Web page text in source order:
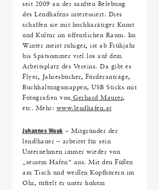
seit 2009 an der sanften Belebung
des Lendhafens interessiert. Dies
schaffen sie mit hochkarätiger Kunst
und Kultur im öffentlichen Raum. Im
Winter meist ruhiger, ist ab Frühjahr
bis Spätsommer viel los auf dem
Arbeitsplatz des Vereins. Da gibt es
Flyer, Jahresbücher, Förderanträge,
Buchhaltungsmappen, USB Sticks mit
Fotografien von Gerhard Maurer,
etc. Mehr: www.lendhafen.at
Johannes Wouk – Mitgründer der
lend|hauer – arbeitet für sein
Unternehmen immer wieder von
„seinem Hafen“ aus. Mit den Füßen
am Tisch und weißen Kopfhörern im
Ohr, tüftelt er unter hohem